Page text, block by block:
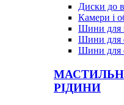
Диски до
Камери і
Шини для
Шини для
Шини для
РІДИНИ